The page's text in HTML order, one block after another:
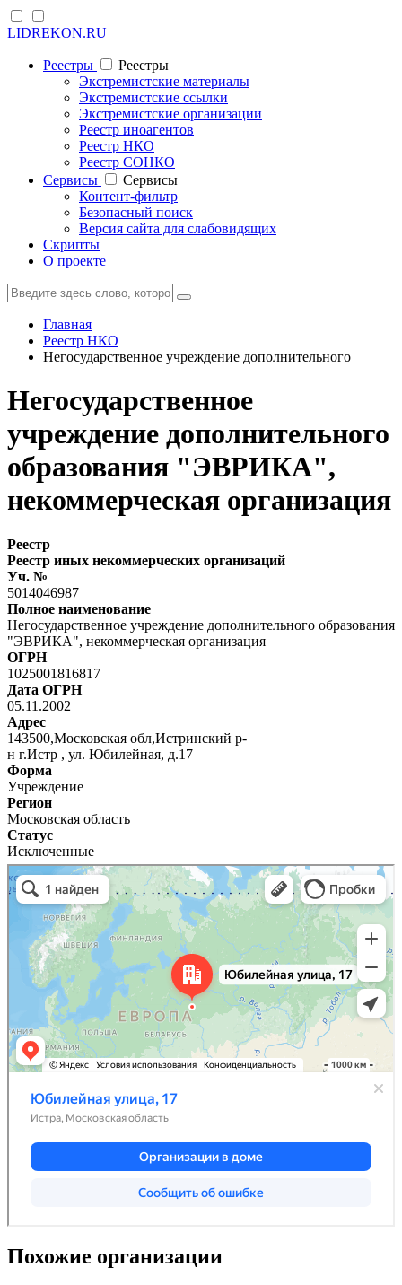
LIDREKON.RU
Реестры
Реестры
Экстремистские материалы
Экстремистские ссылки
Экстремистские организации
Реестр иноагентов
Реестр НКО
Реестр СОНКО
Cервисы
Cервисы
Контент-фильтр
Безопасный поиск
Версия сайта для слабовидящих
Скрипты
О проекте
Главная
Реестр НКО
Негосударственное учреждение дополнительного
Негосударственное
учреждение дополнительного
образования "ЭВРИКА",
некоммерческая организация
Реестр
Реестр иных некоммерческих организаций
Уч. №
5014046987
Полное наименование
Негосударственное учреждение дополнительного образования
"ЭВРИКА", некоммерческая организация
ОГРН
1025001816817
Дата ОГРН
05.11.2002
Адрес
143500,Московская обл,Истринский р-
н г.Истр , ул. Юбилейная, д.17
Форма
Учреждение
Регион
Московская область
Статус
Исключенные
Похожие организации